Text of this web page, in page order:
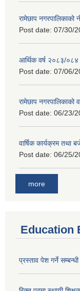
रामेछाप
Post date: 07/30/
आर्थिक वर्ष २०८३/
Post date: 07/06/
रामेछाप
Post date: 06/23/
वार्षिक कार्यक्रम
Post date: 06/25/
more
Education
प्रस्ताव पेश गर्ने